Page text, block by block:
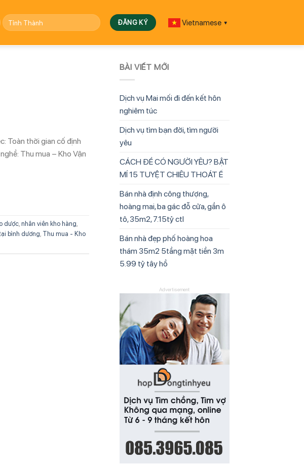
Vietnamese ▼
Toàn thời gian cố định
Thu mua – Kho Vận
dược nhân viên kho hàng
bình dương Thu mua - Kho
BÀI VIẾT MỚI
Dịch vụ Mai mối đi đến kết hôn
nghiêm túc
Dịch vụ tìm bạn đời, tìm người
yêu
CÁCH ĐỂ CÓ NGƯỜI YÊU? BẬT
MÍ 15 TUYỆT CHIÊU THOÁT Ế
Bán nhà định công thượng,
hoàng mai, ba gác đỗ cửa, gần ô
tô, 35m2, 7.15tỷ ctl
Bán nhà đẹp phố hoàng hoa
thám 35m2 5tầng mặt tiền 3m
5.99 tỷ tây hồ
Advertisement